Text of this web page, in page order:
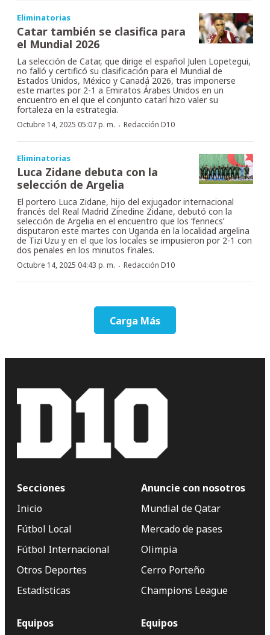
Eliminatorias
Catar también se clasifica para
el Mundial 2026
La selección de Catar, que dirige el español Julen Lopetegui,
no falló y certificó su clasificación para el Mundial de
Estados Unidos, México y Canadá 2026, tras imponerse
este martes por 2-1 a Emiratos Árabes Unidos en un
encuentro en el que el conjunto catarí hizo valer su
fortaleza en la estrategia.
Octubre 14, 2025 05:07 p. m. · Redacción D10
Eliminatorias
Luca Zidane debuta con la
selección de Argelia
El portero Luca Zidane, hijo del exjugador internacional
francés del Real Madrid Zinedine Zidane, debutó con la
selección de Argelia en el encuentro que los ‘fennecs’
disputaron este martes con Uganda en la localidad argelina
de Tizi Uzu y en el que los locales se impusieron por 2-1 con
dos penales en los minutos finales.
Octubre 14, 2025 04:43 p. m. · Redacción D10
Carga Más
Secciones
Inicio
Fútbol Local
Fútbol Internacional
Otros Deportes
Estadísticas
Anuncie con nosotros
Mundial de Qatar
Mercado de pases
Olimpia
Cerro Porteño
Champions League
Equipos Equipos